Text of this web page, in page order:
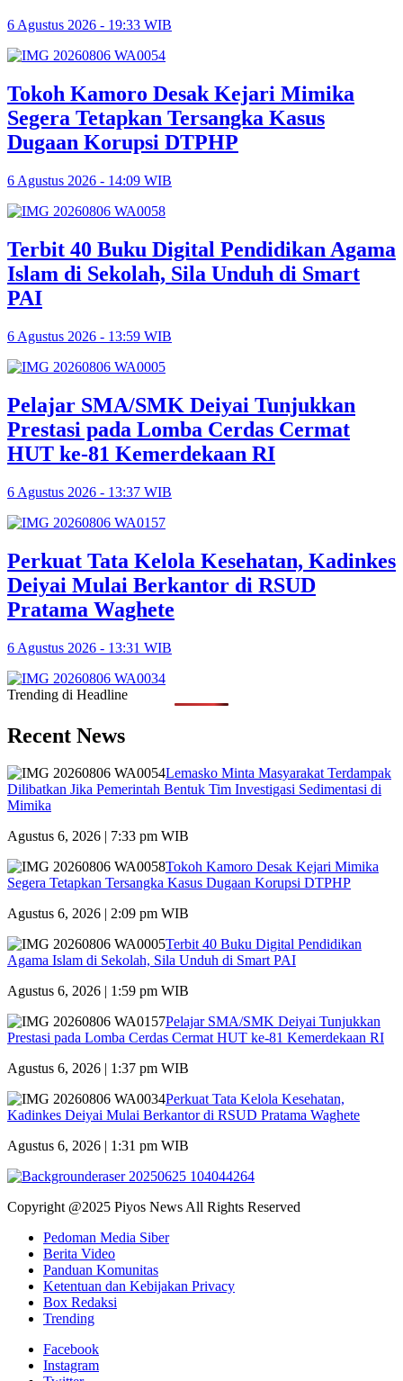
6 Agustus 2026 - 19:33 WIB
Tokoh Kamoro Desak Kejari Mimika
Segera Tetapkan Tersangka Kasus
Dugaan Korupsi DTPHP
6 Agustus 2026 - 14:09 WIB
Terbit 40 Buku Digital Pendidikan Agama
Islam di Sekolah, Sila Unduh di Smart
PAI
6 Agustus 2026 - 13:59 WIB
Pelajar SMA/SMK Deiyai Tunjukkan
Prestasi pada Lomba Cerdas Cermat
HUT ke-81 Kemerdekaan RI
6 Agustus 2026 - 13:37 WIB
Perkuat Tata Kelola Kesehatan, Kadinkes
Deiyai Mulai Berkantor di RSUD
Pratama Waghete
6 Agustus 2026 - 13:31 WIB
Trending di Headline
Recent News
Lemasko Minta Masyarakat Terdampak
Dilibatkan Jika Pemerintah Bentuk Tim Investigasi Sedimentasi di
Mimika
Agustus 6, 2026 | 7:33 pm WIB
Tokoh Kamoro Desak Kejari Mimika
Segera Tetapkan Tersangka Kasus Dugaan Korupsi DTPHP
Agustus 6, 2026 | 2:09 pm WIB
Terbit 40 Buku Digital Pendidikan
Agama Islam di Sekolah, Sila Unduh di Smart PAI
Agustus 6, 2026 | 1:59 pm WIB
Pelajar SMA/SMK Deiyai Tunjukkan
Prestasi pada Lomba Cerdas Cermat HUT ke-81 Kemerdekaan RI
Agustus 6, 2026 | 1:37 pm WIB
Perkuat Tata Kelola Kesehatan,
Kadinkes Deiyai Mulai Berkantor di RSUD Pratama Waghete
Agustus 6, 2026 | 1:31 pm WIB
Copyright @2025 Piyos News All Rights Reserved
Pedoman Media Siber
Berita Video
Panduan Komunitas
Ketentuan dan Kebijakan Privacy
Box Redaksi
Trending
Facebook
Instagram